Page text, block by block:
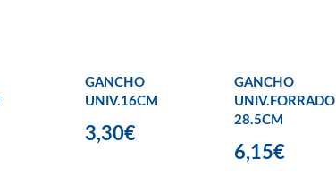
GANCHO
UNIV.16CM
3,30€
GANCHO
UNIV.FORRADO
28.5CM
6,15€